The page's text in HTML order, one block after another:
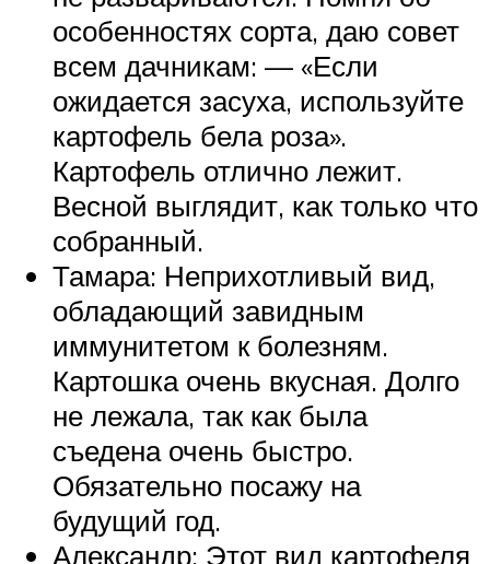
особенностях сорта, даю совет
всем дачникам: — «Если
ожидается засуха, используйте
картофель бела роза».
Картофель отлично лежит.
Весной выглядит, как только что
собранный.
Тамара: Неприхотливый вид,
обладающий завидным
иммунитетом к болезням.
Картошка очень вкусная. Долго
не лежала, так как была
съедена очень быстро.
Обязательно посажу на
будущий год.
Александр: Этот вид картофеля